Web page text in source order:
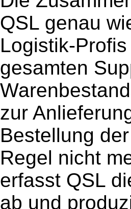
QSL genau
Logistik-
gesamten
zur
Bestellung
Regel nicht
erfasst QSL
ab und